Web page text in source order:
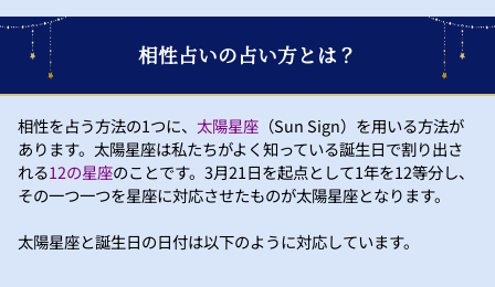
相性占いの占い方とは？
相性を占う方法の1つに、 太陽星座 （Sun Sign）を用いる方法が
あります。太陽星座は私たちがよく知っている誕生日で割り出さ
れる12の星座のことです。3月21日を起点として1年を12等分し、
その一つ一つを星座に対応させたものが太陽星座となります。
太陽星座と誕生日の日付は以下のように対応しています。